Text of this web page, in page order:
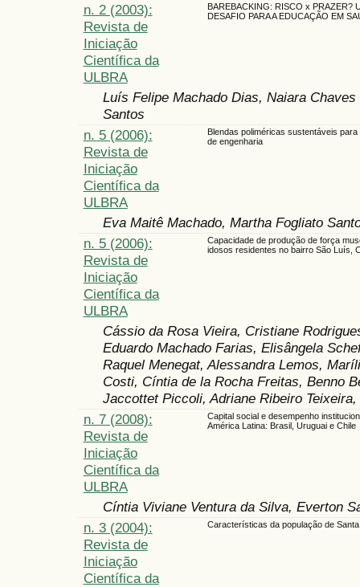
n. 2 (2003):
Revista de
Iniciação
Científica da
ULBRA
BAREBACKING: RISCO x PRAZER?
DESAFIO PARA A EDUCAÇÃO EM
Luís Felipe Machado Dias, Naiara
Santos
n. 5 (2006):
Revista de
Iniciação
Científica da
ULBRA
Blendas poliméricas sustentáveis para
de engenharia
Eva Maitê Machado, Martha Fogliato
n. 5 (2006):
Revista de
Iniciação
Científica da
ULBRA
Capacidade de produção de força
idosos residentes no bairro São Luís,
Cássio da Rosa Vieira, Cristiane
Eduardo Machado Farias, Elisângela
Raquel Menegat, Alessandra Lemos,
Costi, Cíntia de la Rocha Freitas, Benno
Jaccottet Piccoli, Adriane Ribeiro
n. 7 (2008):
Revista de
Iniciação
Científica da
ULBRA
Capital social e desempenho
América Latina: Brasil, Uruguai e Chile
Cíntia Viviane Ventura da Silva, Everton
n. 3 (2004):
Revista de
Iniciação
Científica da
Características da população de